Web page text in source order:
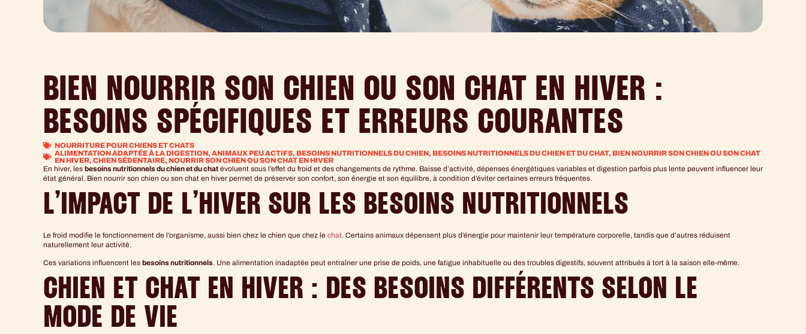
BIEN NOURRIR SON CHIEN OU SON CHAT EN HIVER :
BESOINS SPÉCIFIQUES ET ERREURS COURANTES
NOURRITURE POUR CHIENS ET CHATS
ALIMENTATION ADAPTÉE À LA DIGESTION, ANIMAUX PEU ACTIFS, BESOINS NUTRITIONNELS DU CHIEN, BESOINS NUTRITIONNELS DU CHIEN ET DU CHAT, BIEN NOURRIR SON CHIEN OU SON CHAT
EN HIVER, CHIEN SÉDENTAIRE, NOURRIR SON CHIEN OU SON CHAT EN HIVER
En hiver, les besoins nutritionnels du chien et du chat évoluent sous l’effet du froid et des changements de rythme. Baisse d’activité, dépenses énergétiques variables et digestion parfois plus lente peuvent influencer leur
état général. Bien nourrir son chien ou son chat en hiver permet de préserver son confort, son énergie et son équilibre, à condition d’éviter certaines erreurs fréquentes.
L’IMPACT DE L’HIVER SUR LES BESOINS NUTRITIONNELS
Le froid modifie le fonctionnement de l’organisme, aussi bien chez le chien que chez le chat. Certains animaux dépensent plus d’énergie pour maintenir leur température corporelle, tandis que d’autres réduisent
naturellement leur activité.
Ces variations influencent les besoins nutritionnels. Une alimentation inadaptée peut entraîner une prise de poids, une fatigue inhabituelle ou des troubles digestifs, souvent attribués à tort à la saison elle-même.
CHIEN ET CHAT EN HIVER : DES BESOINS DIFFÉRENTS SELON LE
MODE DE VIE